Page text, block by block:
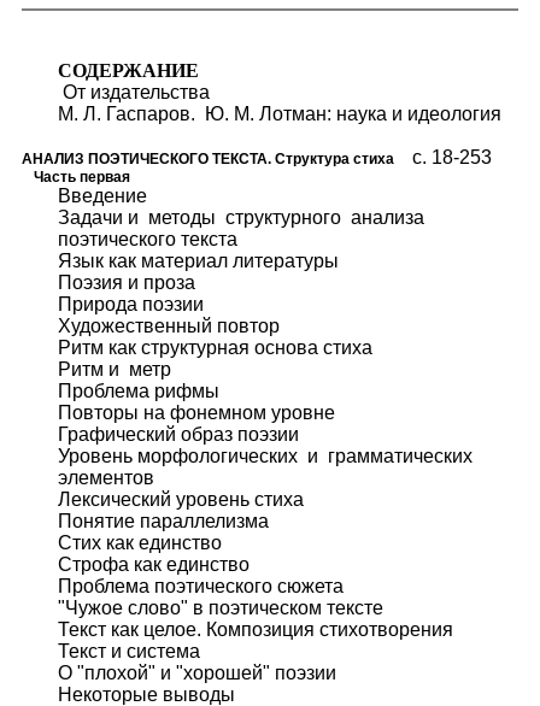
СОДЕРЖАНИЕ
От издательства
М. Л. Гаспаров. Ю. М. Лотман: наука и идеология
АНАЛИЗ ПОЭТИЧЕСКОГО ТЕКСТА. Структура стиха c. 18-253
Часть первая
Введение
Задачи и методы структурного анализа
поэтического текста
Язык как материал литературы
Поэзия и проза
Природа поэзии
Художественный повтор
Ритм как структурная основа стиха
Ритм и метр
Проблема рифмы
Повторы на фонемном уровне
Графический образ поэзии
Уровень морфологических и грамматических
элементов
Лексический уровень стиха
Понятие параллелизма
Стих как единство
Строфа как единство
Проблема поэтического сюжета
"Чужое слово" в поэтическом тексте
Текст как целое. Композиция стихотворения
Текст и система
О "плохой" и "хорошей" поэзии
Некоторые выводы